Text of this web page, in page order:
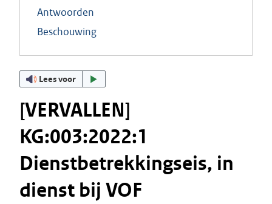
Antwoorden
Beschouwing
Lees voor
[VERVALLEN]
KG:003:2022:1
Dienstbetrekkingseis, in
dienst bij VOF